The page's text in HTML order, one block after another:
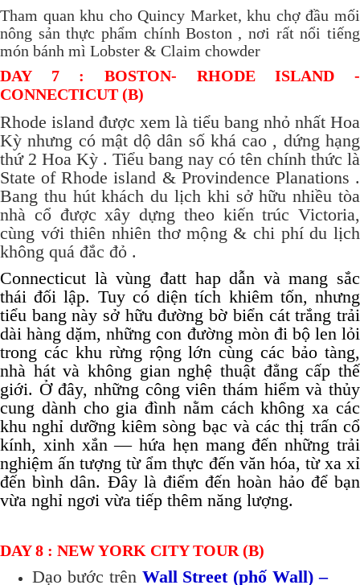
Tham quan khu cho Quincy Market, khu chợ đầu mối
nông sản thực phẩm chính Boston , nơi rất nổi tiếng
món bánh mì Lobster & Claim chowder
DAY 7 : BOSTON- RHODE ISLAND -
CONNECTICUT (B)
Rhode island được xem là tiểu bang nhỏ nhất Hoa
Kỳ nhưng có mật dộ dân số khá cao , dứng hạng
thứ 2 Hoa Kỳ . Tiểu bang nay có tên chính thức là
State of Rhode island & Provindence Planations .
Bang thu hút khách du lịch khi sở hữu nhiều tòa
nhà cổ được xây dựng theo kiến trúc Victoria,
cùng với thiên nhiên thơ mộng & chi phí du lịch
không quá đắc đỏ .
Connecticut là vùng đatt hap dẫn và mang sắc
thái đối lập. Tuy có diện tích khiêm tốn, nhưng
tiểu bang này sở hữu đường bờ biển cát trắng trải
dài hàng dặm, những con đường mòn đi bộ len lỏi
trong các khu rừng rộng lớn cùng các bảo tàng,
nhà hát và không gian nghệ thuật đẳng cấp thế
giới. Ở đây, những công viên thám hiểm và thủy
cung dành cho gia đình nằm cách không xa các
khu nghỉ dưỡng kiêm sòng bạc và các thị trấn cổ
kính, xinh xắn — hứa hẹn mang đến những trải
nghiệm ấn tượng từ ẩm thực đến văn hóa, từ xa xỉ
đến bình dân. Đây là điểm đến hoàn hảo để bạn
vừa nghỉ ngơi vừa tiếp thêm năng lượng.
DAY 8 : NEW YORK CITY TOUR (B)
Dạo bước trênWall Street (phố Wall) –